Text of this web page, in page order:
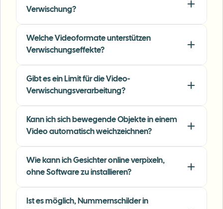
Sarah Johnson
"Perfect for short-form content — selective
blur and automatic license-plate hiding
keeps posts compliant and on-brand without
Emma Rodriguez
Social Media Manager •Digital Agency
"I've used many blur filters, but the adaptive
face and plate blur here are the most natural-
privacy matters.
Verwischung?
Welche Videoformate unterstützen
Verwischungseffekte?
Gibt es ein Limit für die Video-
Verwischungsverarbeitung?
Kann ich sich bewegende Objekte in einem
Video automatisch weichzeichnen?
Wie kann ich Gesichter online verpixeln,
ohne Software zu installieren?
Ist es möglich, Nummernschilder in